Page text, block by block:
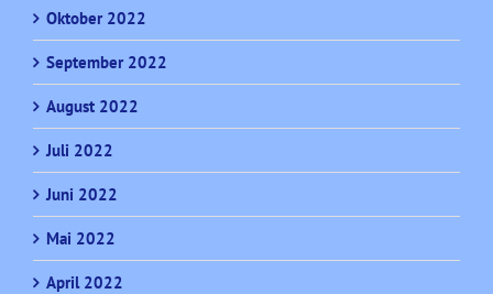
Oktober 2022
September 2022
August 2022
Juli 2022
Juni 2022
Mai 2022
April 2022